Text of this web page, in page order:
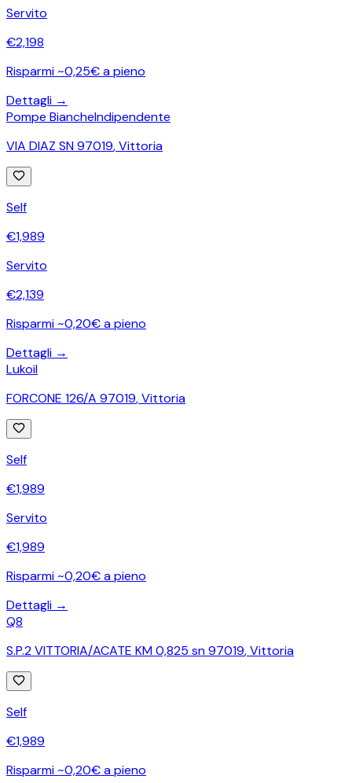
Servito
€2,198
Risparmi ~0,25€ a pieno
Dettagli →
Pompe BiancheIndipendente
VIA DIAZ SN 97019,Vittoria
Self
€1,989
Servito
€2,139
Risparmi ~0,20€ a pieno
Dettagli →
Lukoil
FORCONE 126/A 97019,Vittoria
Self
€1,989
Servito
€1,989
Risparmi ~0,20€ a pieno
Dettagli →
Q8
S.P.2 VITTORIA/ACATE KM 0,825 sn 97019,Vittoria
Self
€1,989
Risparmi ~0,20€ a pieno